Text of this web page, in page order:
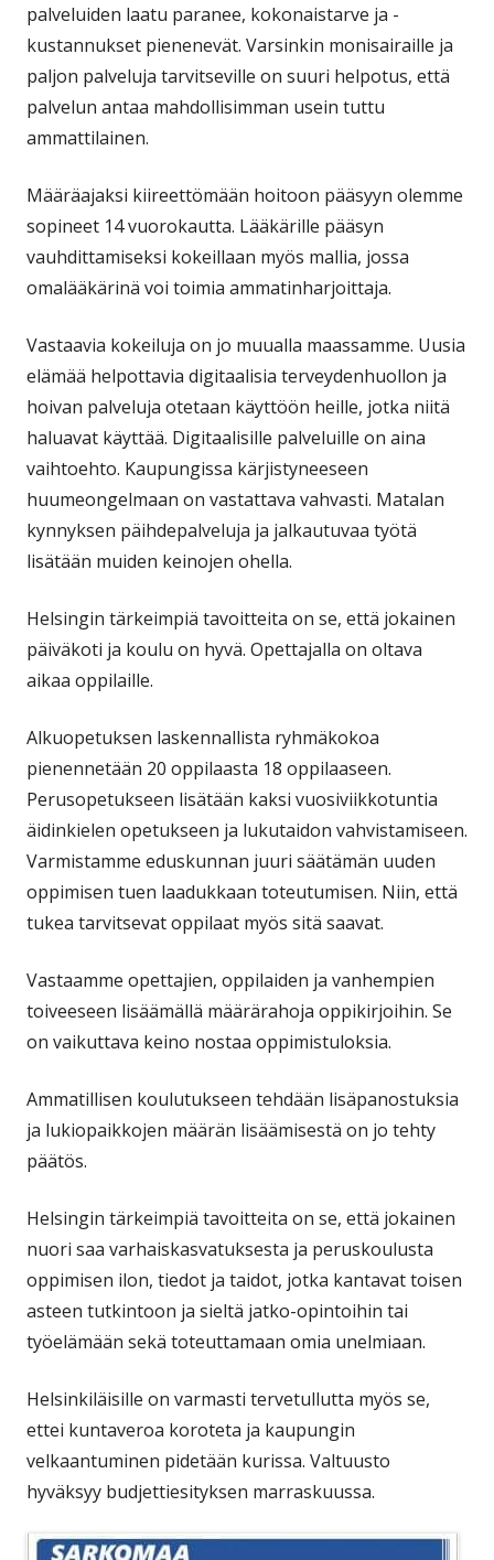
palveluiden laatu paranee, kokonaistarve ja -
kustannukset pienenevät. Varsinkin monisairaille ja
paljon palveluja tarvitseville on suuri helpotus, että
palvelun antaa mahdollisimman usein tuttu
ammattilainen.
Määräajaksi kiireettömään hoitoon pääsyyn olemme
sopineet 14 vuorokautta. Lääkärille pääsyn
vauhdittamiseksi kokeillaan myös mallia, jossa
omalääkärinä voi toimia ammatinharjoittaja.
Vastaavia kokeiluja on jo muualla maassamme. Uusia
elämää helpottavia digitaalisia terveydenhuollon ja
hoivan palveluja otetaan käyttöön heille, jotka niitä
haluavat käyttää. Digitaalisille palveluille on aina
vaihtoehto. Kaupungissa kärjistyneeseen
huumeongelmaan on vastattava vahvasti. Matalan
kynnyksen päihdepalveluja ja jalkautuvaa työtä
lisätään muiden keinojen ohella.
Helsingin tärkeimpiä tavoitteita on se, että jokainen
päiväkoti ja koulu on hyvä. Opettajalla on oltava
aikaa oppilaille.
Alkuopetuksen laskennallista ryhmäkokoa
pienennetään 20 oppilaasta 18 oppilaaseen.
Perusopetukseen lisätään kaksi vuosiviikkotuntia
äidinkielen opetukseen ja lukutaidon vahvistamiseen.
Varmistamme eduskunnan juuri säätämän uuden
oppimisen tuen laadukkaan toteutumisen. Niin, että
tukea tarvitsevat oppilaat myös sitä saavat.
Vastaamme opettajien, oppilaiden ja vanhempien
toiveeseen lisäämällä määrärahoja oppikirjoihin. Se
on vaikuttava keino nostaa oppimistuloksia.
Ammatillisen koulutukseen tehdään lisäpanostuksia
ja lukiopaikkojen määrän lisäämisestä on jo tehty
päätös.
Helsingin tärkeimpiä tavoitteita on se, että jokainen
nuori saa varhaiskasvatuksesta ja peruskoulusta
oppimisen ilon, tiedot ja taidot, jotka kantavat toisen
asteen tutkintoon ja sieltä jatko-opintoihin tai
työelämään sekä toteuttamaan omia unelmiaan.
Helsinkiläisille on varmasti tervetullutta myös se,
ettei kuntaveroa koroteta ja kaupungin
velkaantuminen pidetään kurissa. Valtuusto
hyväksyy budjettiesityksen marraskuussa.